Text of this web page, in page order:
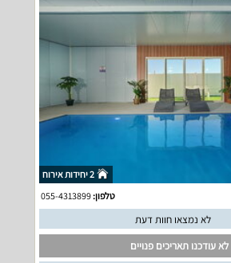
2 יחידות אירוח
טלפון:055-4313899
לא נמצאו חוות דעת
לא עודכנו תאריכים פנויים